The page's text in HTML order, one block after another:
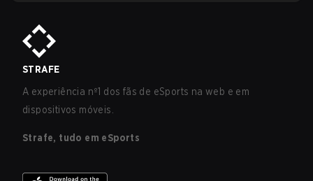
STRAFE
A experiência nº1 dos fãs de eSports na web e em
dispositivos móveis.
Strafe, tudo em eSports